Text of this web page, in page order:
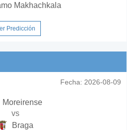
Makhachkala
Predicción
Fecha: 2026-08-09
Moreirense
vs
Braga